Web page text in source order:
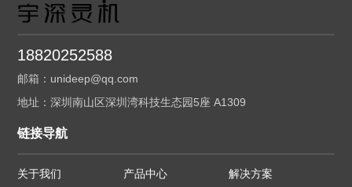
18820252588
邮箱：unideep@qq.com
地址：深圳南山区深圳湾科技生态园5座 A1309
链接导航
关于我们 产品中心 解决方案